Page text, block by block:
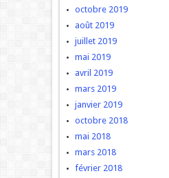
octobre 2019
août 2019
juillet 2019
mai 2019
avril 2019
mars 2019
janvier 2019
octobre 2018
mai 2018
mars 2018
février 2018